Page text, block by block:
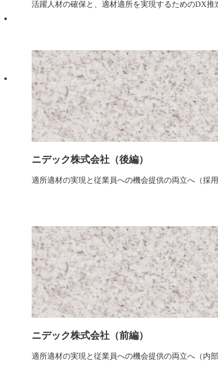
活躍人材の確保と、適材適所を実現するためのDX推
ニデック株式会社（後編）
適所適材の実現と従業員への機会提供の両立へ（採
ニデック株式会社（前編）
適所適材の実現と従業員への機会提供の両立へ（内